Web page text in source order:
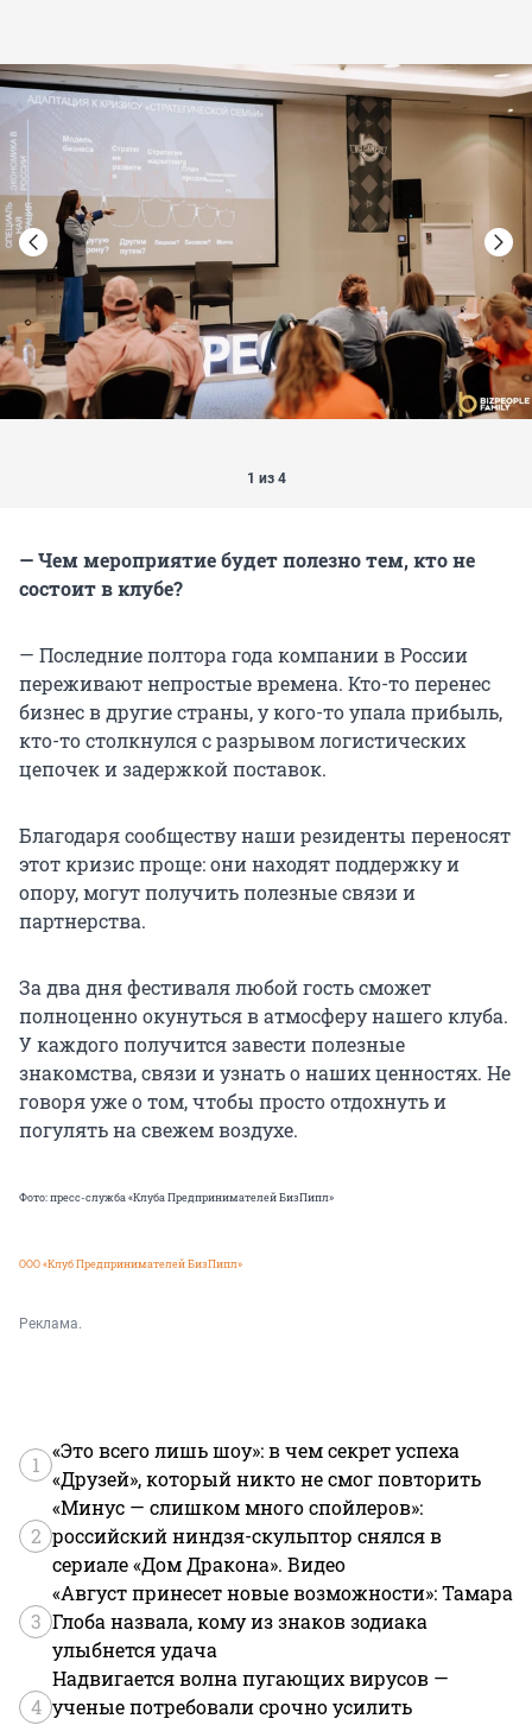
1 из 4
— Чем мероприятие будет полезно тем, кто не
состоит в клубе?
— Последние полтора года компании в России
переживают непростые времена. Кто-то перенес
бизнес в другие страны, у кого-то упала прибыль,
кто-то столкнулся с разрывом логистических
цепочек и задержкой поставок.
Благодаря сообществу наши резиденты переносят
этот кризис проще: они находят поддержку и
опору, могут получить полезные связи и
партнерства.
За два дня фестиваля любой гость сможет
полноценно окунуться в атмосферу нашего клуба.
У каждого получится завести полезные
знакомства, связи и узнать о наших ценностях. Не
говоря уже о том, чтобы просто отдохнуть и
погулять на свежем воздухе.
Фото: пресс-служба «Клуба Предпринимателей БизПипл»
ООО «Клуб Предпринимателей БизПипл»
Реклама.
1
«Это всего лишь шоу»: в чем секрет успеха
«Друзей», который никто не смог повторить
2
«Минус — слишком много спойлеров»:
российский ниндзя-скульптор снялся в
сериале «Дом Дракона». Видео
3
«Август принесет новые возможности»: Тамара
Глоба назвала, кому из знаков зодиака
улыбнется удача
4
Надвигается волна пугающих вирусов —
ученые потребовали срочно усилить